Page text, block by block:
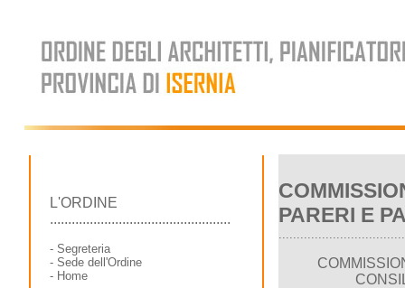
PARERI E
L'ORDINE
..................................................
- Segreteria
- Sede dell'Ordine
- Home